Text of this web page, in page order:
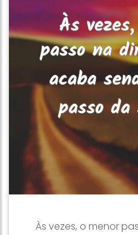
Às vezes, o menor